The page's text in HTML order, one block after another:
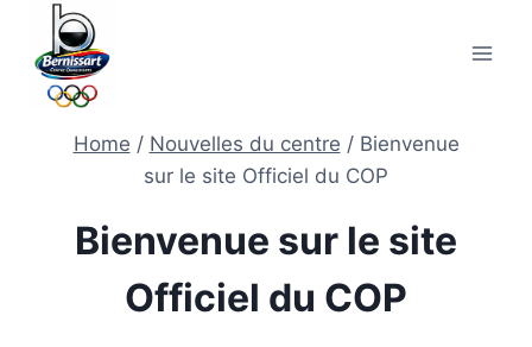
content
Home / Nouvelles du centre / Bienvenue
sur le site Officiel du COP
Bienvenue sur le site
Officiel du COP